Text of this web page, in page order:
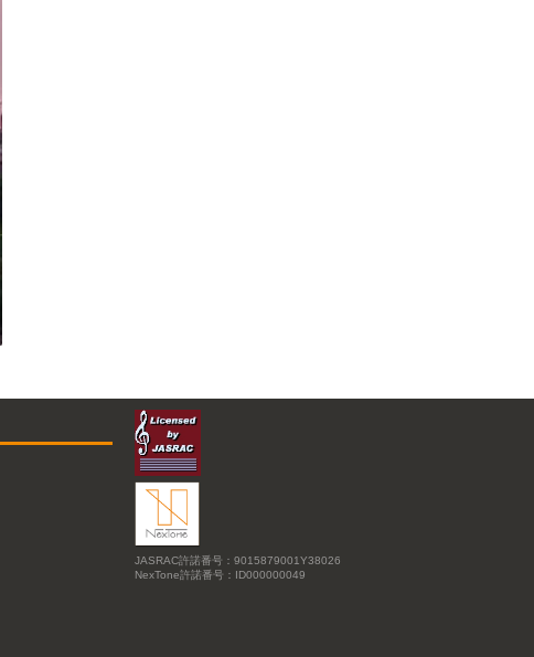
JASRAC許諾番号：9015879001Y38026
NexTone許諾番号：ID000000049